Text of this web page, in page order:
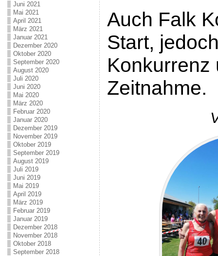
Juni 2021
Mai 2021
April 2021
März 2021
Januar 2021
Dezember 2020
Oktober 2020
September 2020
August 2020
Juli 2020
Juni 2020
Mai 2020
März 2020
Februar 2020
Januar 2020
Dezember 2019
November 2019
Oktober 2019
September 2019
August 2019
Juli 2019
Juni 2019
Mai 2019
April 2019
März 2019
Februar 2019
Januar 2019
Dezember 2018
November 2018
Oktober 2018
September 2018
Auch Falk
Start,
Konkurrenz
Zeitnahme.